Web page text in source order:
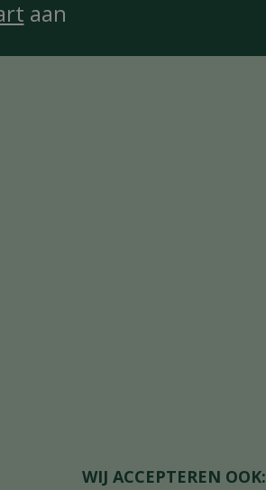
aan
WIJ ACCEPTEREN OOK: